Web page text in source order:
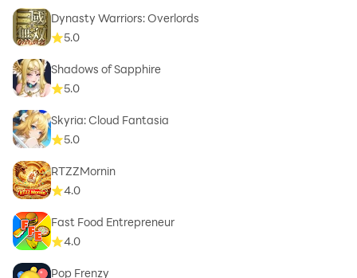
Dynasty Warriors: Overlords
5.0
Shadows of Sapphire
5.0
Skyria: Cloud Fantasia
5.0
RTZZMornin
4.0
Fast Food Entrepreneur
4.0
Pop Frenzy